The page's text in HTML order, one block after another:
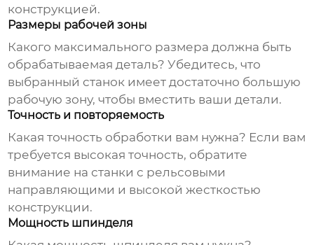
конструкцией.
Размеры рабочей зоны
Какого максимального размера должна быть
обрабатываемая деталь? Убедитесь, что
выбранный станок имеет достаточно большую
рабочую зону, чтобы вместить ваши детали.
Точность и повторяемость
Какая точность обработки вам нужна? Если вам
требуется высокая точность, обратите
внимание на станки с рельсовыми
направляющими и высокой жесткостью
конструкции.
Мощность шпинделя